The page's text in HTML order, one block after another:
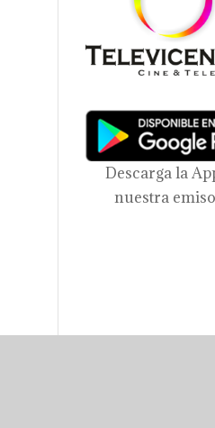
Descarga la
nuestra